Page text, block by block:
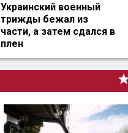
Украинский военный
трижды бежал из
части, а затем сдался в
плен